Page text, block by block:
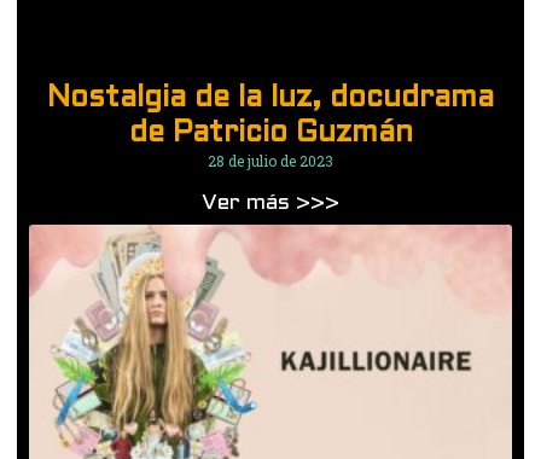
Nostalgia de la luz, docudrama
de Patricio Guzmán
28 de julio de 2023
Ver más >>>